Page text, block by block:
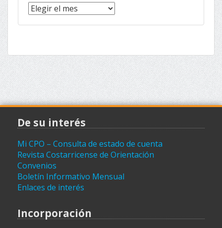
Noticias
(archivo)
De su interés
Mi CPO – Consulta de estado de cuenta
Revista Costarricense de Orientación
Convenios
Boletín Informativo Mensual
Enlaces de interés
Incorporación